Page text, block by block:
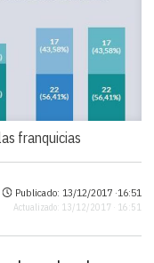
franquicias
Publicado: 13/12/2017 ·16:51
Actualizado: 13/12/2017 · 16:51